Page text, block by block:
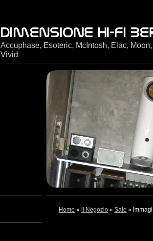
Accuphase, Esoteric, McIntosh, Elac,
Vivid
Home » Il Negozio » Sale »